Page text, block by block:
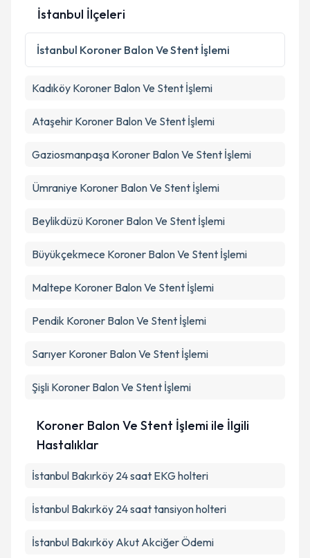
İstanbul İlçeleri
İstanbul Koroner Balon Ve Stent İşlemi
Kadıköy Koroner Balon Ve Stent İşlemi
Ataşehir Koroner Balon Ve Stent İşlemi
Gaziosmanpaşa Koroner Balon Ve Stent İşlemi
Ümraniye Koroner Balon Ve Stent İşlemi
Beylikdüzü Koroner Balon Ve Stent İşlemi
Büyükçekmece Koroner Balon Ve Stent İşlemi
Maltepe Koroner Balon Ve Stent İşlemi
Pendik Koroner Balon Ve Stent İşlemi
Sarıyer Koroner Balon Ve Stent İşlemi
Şişli Koroner Balon Ve Stent İşlemi
Koroner Balon Ve Stent İşlemi ile İlgili
Hastalıklar
İstanbul Bakırköy 24 saat EKG holteri
İstanbul Bakırköy 24 saat tansiyon holteri
İstanbul Bakırköy Akut Akciğer Ödemi